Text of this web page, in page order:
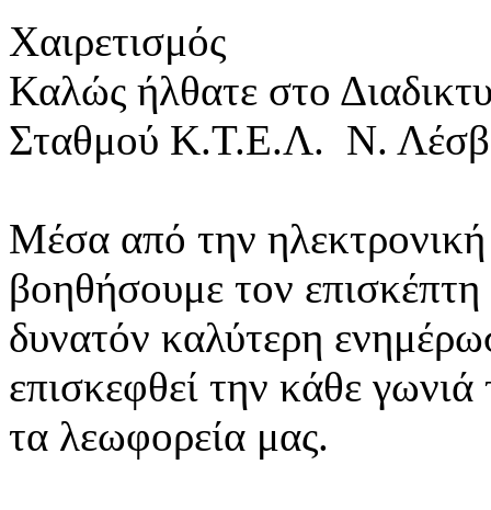
Χαιρετισμός
Καλώς ήλθατε στο
Σταθμού Κ.Τ.Ε.Λ. Ν.
Μέσα από την ηλεκτρονική
βοηθήσουμε τον
δυνατόν καλύτερη
επισκεφθεί την κάθε
τα λεωφορεία μας.